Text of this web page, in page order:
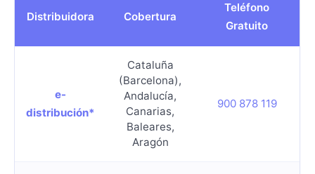
Distribuidora Cobertura
Teléfono
Gratuito
e-
distribución*
Cataluña
(Barcelona),
Andalucía,
Canarias,
Baleares,
Aragón
900 878 119